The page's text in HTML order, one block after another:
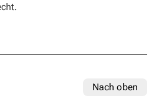
Nach oben